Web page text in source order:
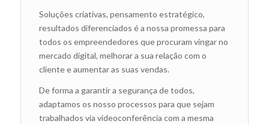
Soluções criativas, pensamento estratégico,
resultados diferenciados é a nossa promessa para
todos os empreendedores que procuram vingar no
mercado digital, melhorar a sua relação com o
cliente e aumentar as suas vendas.
De forma a garantir a segurança de todos,
adaptamos os nosso processos para que sejam
trabalhados via videoconferência com a mesma